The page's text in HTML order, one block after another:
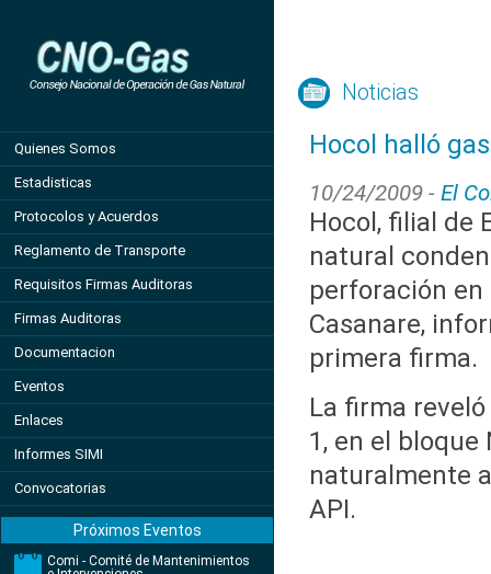
Quienes Somos
Estadisticas
Protocolos y Acuerdos
Reglamento de Transporte
Requisitos Firmas Auditoras
Firmas Auditoras
Documentacion
Eventos
Enlaces
Informes SIMI
Convocatorias
Próximos Eventos
Comi - Comité de Mantenimientos
Noticias
Hocol halló
10/24/2009 - El
Hocol, filial de
natural
perforación
Casanare,
primera firma.
La firma
1, en el
naturalmente
API.